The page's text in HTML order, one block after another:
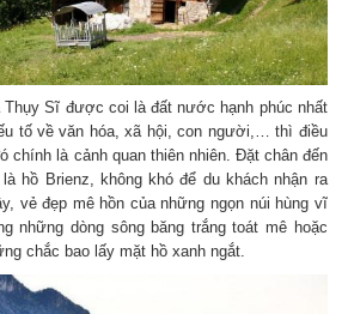
Thụy Sĩ được coi là đất nước hạnh phúc nhất
tố về văn hóa, xã hội, con người,… thì điều
chính là cảnh quan thiên nhiên. Đặt chân đến
hồ Brienz, không khó để du khách nhận ra
vẻ đẹp mê hồn của những ngọn núi hùng vĩ
những dòng sông băng trắng toát mê hoặc
chắc bao lấy mặt hồ xanh ngắt.